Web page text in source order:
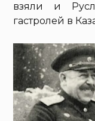
взяли и
гастролей в